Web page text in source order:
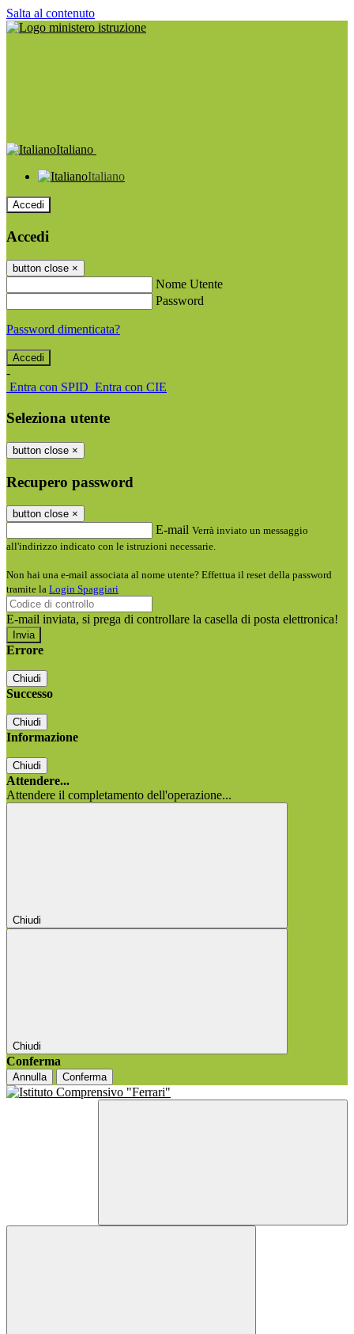
Salta al contenuto
Italiano
Italiano
Accedi
Accedi
button close ×
Nome Utente
Password
Password dimenticata?
-
Entra con SPID Entra con CIE
Seleziona utente
button close ×
Recupero password
button close ×
E-mail Verrà inviato un messaggio
all'indirizzo indicato con le istruzioni necessarie.
Non hai una e-mail associata al nome utente? Effettua il reset della password
tramite la Login Spaggiari
E-mail inviata, si prega di controllare la casella di posta elettronica!
Errore
Chiudi
Successo
Chiudi
Informazione
Chiudi
Attendere...
Attendere il completamento dell'operazione...
Chiudi
Chiudi
Conferma
Annulla Conferma